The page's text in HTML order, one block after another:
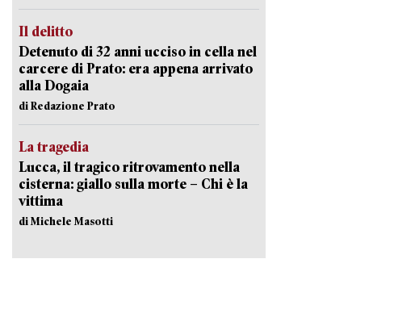
Il delitto
Detenuto di 32 anni ucciso in cella nel
carcere di Prato: era appena arrivato
alla Dogaia
di Redazione Prato
La tragedia
Lucca, il tragico ritrovamento nella
cisterna: giallo sulla morte – Chi è la
vittima
di Michele Masotti